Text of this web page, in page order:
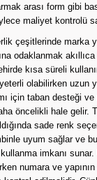
arası form gibi
maliyet kontrolü
çeşitlerinde marka
odaklanmak akıllıca
kısa süreli
olabilirken uzun
için taban desteği ve
öncelikli hale gelir.
sade renk
uyum sağlar ve
imkanı sunar.
numara ve